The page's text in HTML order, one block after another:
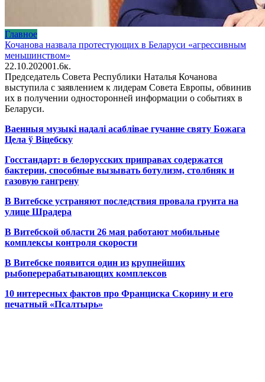
Главное
Кочанова назвала протестующих в Беларуси «агрессивным
меньшинством»
22.10.202001.6к.
Председатель Совета Республики Наталья Кочанова
выступила с заявлением к лидерам Совета Европы, обвинив
их в получении односторонней информации о событиях в
Беларуси.
Ваенныя музыкі надалі асаблівае гучанне святу Божага
Цела ў Віцебску
Госстандарт: в белорусских приправах содержатся
бактерии, способные вызывать ботулизм, столбняк и
газовую гангрену
В Витебске устраняют последствия провала грунта на
улице Шрадера
В Витебской области 26 мая работают мобильные
комплексы контроля скорости
В Витебске появится один из крупнейших
рыбоперерабатывающих комплексов
10 интересных фактов про Франциска Скорину и его
печатный «Псалтырь»